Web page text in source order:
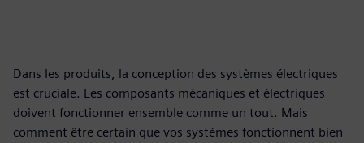
Dans les produits, la conception des systèmes électriques
est cruciale. Les composants mécaniques et électriques
doivent fonctionner ensemble comme un tout. Mais
comment être certain que vos systèmes fonctionnent bien